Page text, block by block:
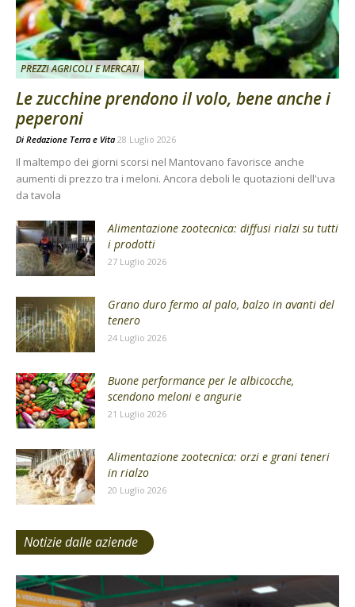
PREZZI AGRICOLI E MERCATI
Le zucchine prendono il volo, bene anche i
peperoni
Di Redazione Terra e Vita 28 Luglio 2026
Il maltempo dei giorni scorsi nel Mantovano favorisce anche
aumenti di prezzo tra i meloni. Ancora deboli le quotazioni dell'uva
da tavola
Alimentazione zootecnica: diffusi rialzi su tutti
i prodotti
27 Luglio 2026
Grano duro fermo al palo, balzo in avanti del
tenero
24 Luglio 2026
Buone performance per le albicocche,
scendono meloni e angurie
21 Luglio 2026
Alimentazione zootecnica: orzi e grani teneri
in rialzo
20 Luglio 2026
Notizie dalle aziende